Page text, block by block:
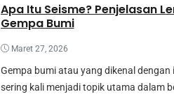
Apa Itu Seisme? Penjelasan
Gempa Bumi
Maret 27, 2026
Gempa bumi atau yang dikenal dengan
sering kali menjadi topik utama dalam